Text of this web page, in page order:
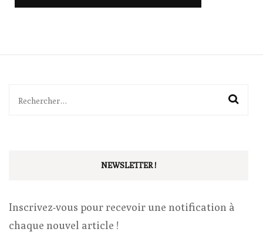
Rechercher :
NEWSLETTER !
Inscrivez-vous pour recevoir une notification à
chaque nouvel article !